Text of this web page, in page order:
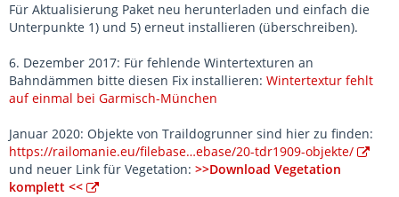
Für Aktualisierung Paket neu herunterladen und einfach die
Unterpunkte 1) und 5) erneut installieren (überschreiben).
6. Dezember 2017: Für fehlende Wintertexturen an
Bahndämmen bitte diesen Fix installieren: Wintertextur fehlt
auf einmal bei Garmisch-München
Januar 2020: Objekte von Traildogrunner sind hier zu finden:
https://railomanie.eu/filebase…ebase/20-tdr1909-objekte/
und neuer Link für Vegetation: >>Download Vegetation
komplett <<